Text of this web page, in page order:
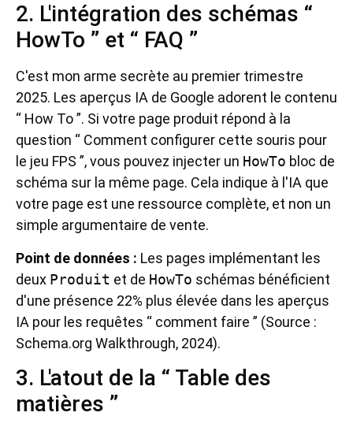
2. L'intégration des schémas “
HowTo ” et “ FAQ ”
C'est mon arme secrète au premier trimestre
2025. Les aperçus IA de Google adorent le contenu
“ How To ”. Si votre page produit répond à la
question “ Comment configurer cette souris pour
le jeu FPS ”, vous pouvez injecter un HowTo bloc de
schéma sur la même page. Cela indique à l'IA que
votre page est une ressource complète, et non un
simple argumentaire de vente.
Point de données : Les pages implémentant les
deux Produit et de HowTo schémas bénéficient
d'une présence 22% plus élevée dans les aperçus
IA pour les requêtes “ comment faire ” (Source :
Schema.org Walkthrough, 2024).
3. L'atout de la “ Table des
matières ”